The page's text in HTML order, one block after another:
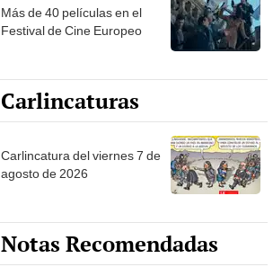
Más de 40 películas en el
Festival de Cine Europeo
Carlincaturas
Carlincatura del viernes 7 de
agosto de 2026
Notas Recomendadas